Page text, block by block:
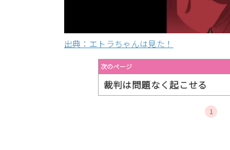
出典：エトラちゃんは見た！
次のページ
裁判は問題なく起こせる
1